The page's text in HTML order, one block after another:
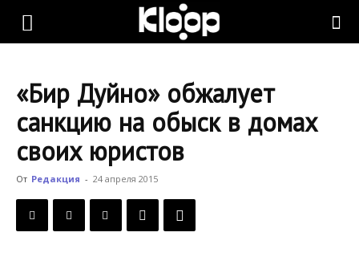
KLOOP.KG
Новости
Кыргызстана
«Бир Дуйно» обжалует
санкцию на обыск в домах
своих юристов
От Редакция - 24 апреля 2015